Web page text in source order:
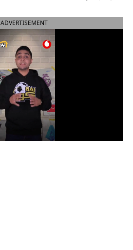
الدوري السعودي للمحترفين
دوري أبطال إفريقيا
ADVERTISEMENT